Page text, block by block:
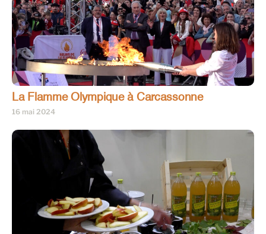
La Flamme Olympique à Carcassonne
16 mai 2024